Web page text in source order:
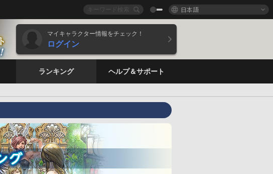
日本語
マイキャラクター情報をチェック！
ログイン
ランキング ヘルプ＆サポート